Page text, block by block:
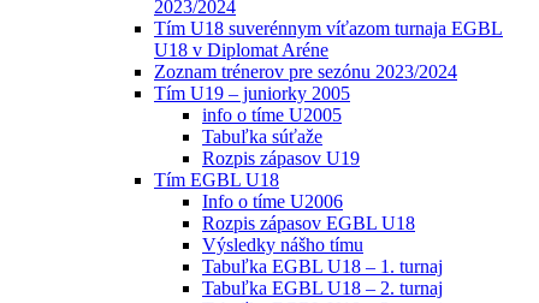
2023/2024
Tím U18 suverénnym víťazom turnaja EGBL
U18 v Diplomat Aréne
Zoznam trénerov pre sezónu 2023/2024
Tím U19 – juniorky 2005
info o tíme U2005
Tabuľka súťaže
Rozpis zápasov U19
Tím EGBL U18
Info o tíme U2006
Rozpis zápasov EGBL U18
Výsledky nášho tímu
Tabuľka EGBL U18 – 1. turnaj
Tabuľka EGBL U18 – 2. turnaj